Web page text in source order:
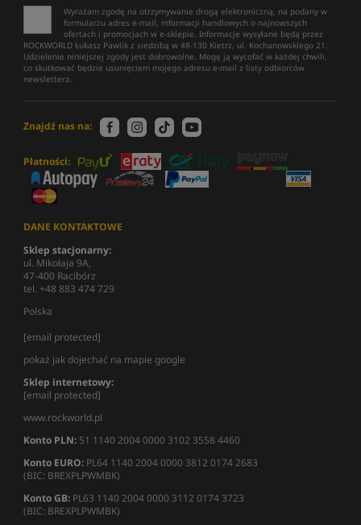
Wyrażam zgodę na otrzymywanie drogą elektroniczną, na podany w
formularzu adres e-mail, informacji handlowych o najnowszych
ofertach i promocjach w e-sklepie. Informacje wysyłane będą przez
ROCKWORLD Łukasz Pawlik z siedzibą w 48-130 Kietrz, ul. Kochanowskiego 21.
Udzielenie niniejszej zgody jest dobrowolne. Mogę ją wycofać w każdej chwili,
co skutkować będzie usunięciem mojego adresu e-mail z listy odbiorców
newslettera.
Znajdź nas na:
Płatności:
DANE KONTAKTOWE
Sklep stacjonarny:
ul. Mikołaja 9A,
47-400 Racibórz
tel. +48 883 474 729
Polska
[email protected]
pokaż jak dojechać na mapie google
Sklep internetowy:
[email protected]
www.rockworld.pl
Konto PLN: 51 1140 2004 0000 3102 3558 4460
Konto EURO: PL64 1140 2004 0000 3812 0174 2683
(BIC: BREXPLPWMBK)
Konto GB: PL63 1140 2004 0000 3112 0174 3723
(BIC: BREXPLPWMBK)